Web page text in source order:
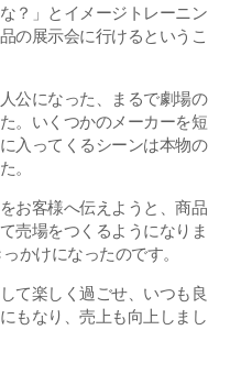
？」とイメージトレーニン
の展示会に行けるというこ
公になった、まるで劇場の
。いくつかのメーカーを短
入ってくるシーンは本物の
。
お客様へ伝えようと、商品
売場をつくるようになりま
かけになったのです。
て楽しく過ごせ、いつも良
もなり、売上も向上しまし